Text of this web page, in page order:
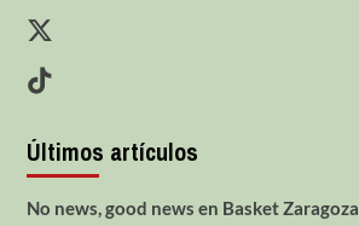
Últimos artículos
No news, good news en Basket Zaragoza